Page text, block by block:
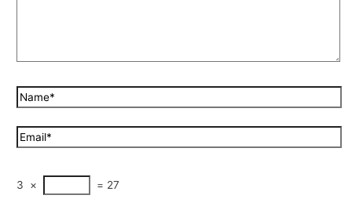
3 × = 27